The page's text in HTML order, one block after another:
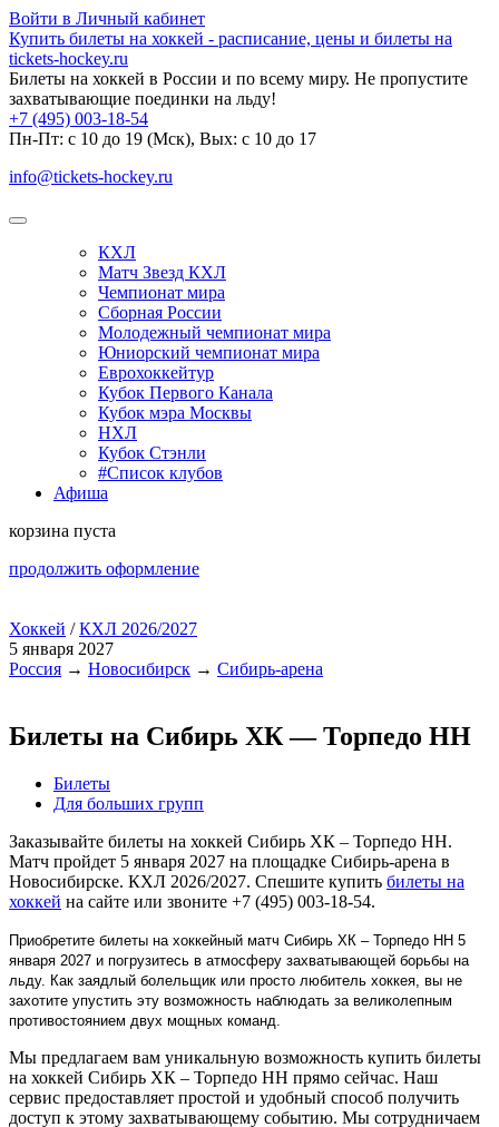
Войти в Личный кабинет
Купить билеты на хоккей - расписание, цены и билеты на
tickets-hockey.ru
Билеты на хоккей в России и по всему миру. Не пропустите
захватывающие поединки на льду!
+7 (495) 003-18-54
Пн-Пт: c 10 до 19 (Мск), Вых: с 10 до 17
info@tickets-hockey.ru
КХЛ
Матч Звезд КХЛ
Чемпионат мира
Сборная России
Молодежный чемпионат мира
Юниорский чемпионат мира
Еврохоккейтур
Кубок Первого Канала
Кубок мэра Москвы
НХЛ
Кубок Стэнли
#Список клубов
Афиша
корзина пуста
продолжить оформление
Хоккей /КХЛ 2026/2027
5 января 2027
Россия → Новосибирск → Сибирь-арена
Билеты на Сибирь ХК — Торпедо НН
Билеты
Для больших групп
Заказывайте билеты на хоккей Сибирь ХК – Торпедо НН.
Матч пройдет 5 января 2027 на площадке Сибирь-арена в
Новосибирске. КХЛ 2026/2027. Спешите купить билеты на
хоккей на сайте или звоните +7 (495) 003-18-54.
Приобретите билеты на хоккейный матч Сибирь ХК – Торпедо НН 5
января 2027 и погрузитесь в атмосферу захватывающей борьбы на
льду. Как заядлый болельщик или просто любитель хоккея, вы не
захотите упустить эту возможность наблюдать за великолепным
противостоянием двух мощных команд.
Мы предлагаем вам уникальную возможность купить билеты
на хоккей Сибирь ХК – Торпедо НН прямо сейчас. Наш
сервис предоставляет простой и удобный способ получить
доступ к этому захватывающему событию. Мы сотрудничаем